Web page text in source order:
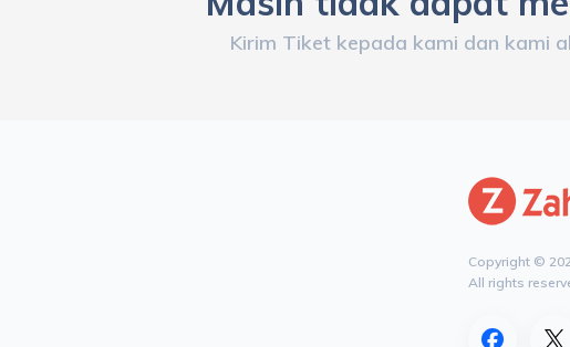
Kirim Tiket kepada kami dan kami
Copyright ©
All rights